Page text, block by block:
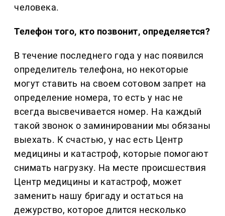
человека.
Телефон того, кто позвонит, определяется?
В течение последнего года у нас появился
определитель телефона, но некоторые
могут ставить на своем сотовом запрет на
определение номера, то есть у нас не
всегда высвечивается номер. На каждый
такой звонок о заминировании мы обязаны
выехать. К счастью, у нас есть Центр
медицины и катастроф, которые помогают
снимать нагрузку. На месте происшествия
Центр медицины и катастроф, может
заменить нашу бригаду и остаться на
дежурство, которое длится несколько